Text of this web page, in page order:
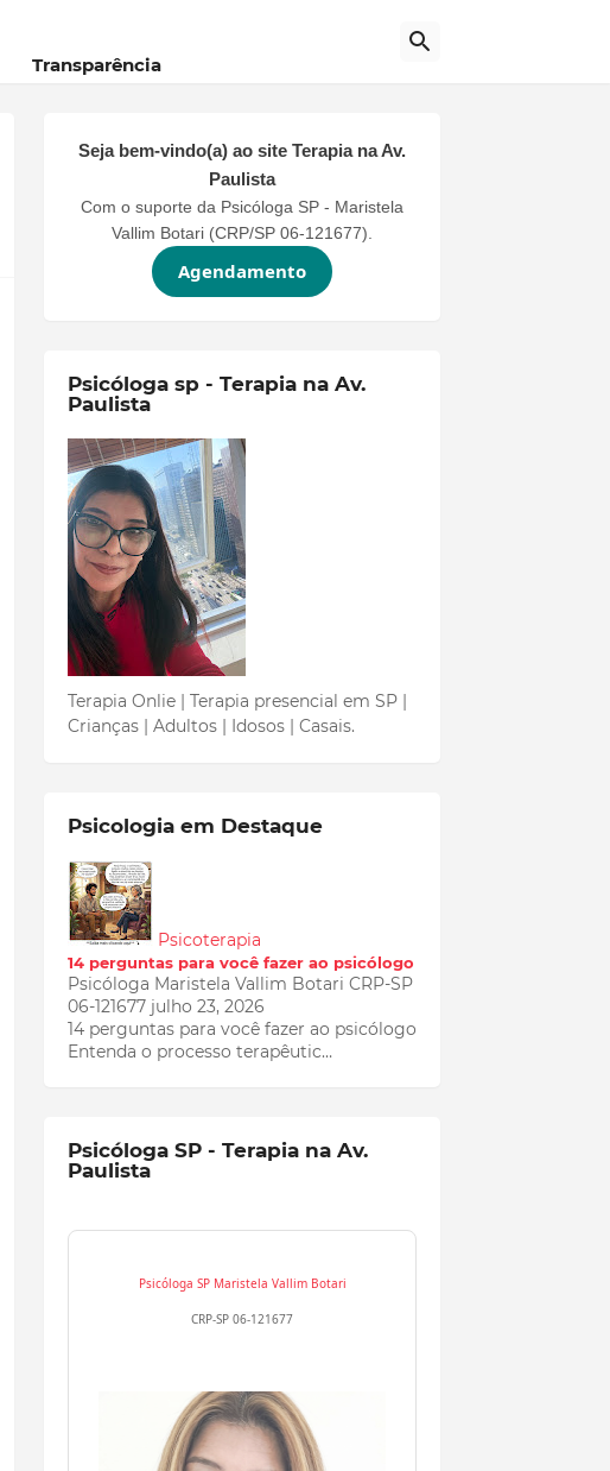
Transparência
Seja bem-vindo(a) ao site Terapia na Av.
Paulista
Com o suporte da Psicóloga SP - Maristela
Vallim Botari (CRP/SP 06-121677).
Agendamento
Psicóloga sp - Terapia na Av.
Paulista
Terapia Onlie | Terapia presencial em SP |
Crianças | Adultos | Idosos | Casais.
Psicologia em Destaque
Psicoterapia
14 perguntas para você fazer ao psicólogo
Psicóloga Maristela Vallim Botari CRP-SP
06-121677 julho 23, 2026
14 perguntas para você fazer ao psicólogo
Entenda o processo terapêutic…
Psicóloga SP - Terapia na Av.
Paulista
Psicóloga SP Maristela Vallim Botari
CRP-SP 06-121677